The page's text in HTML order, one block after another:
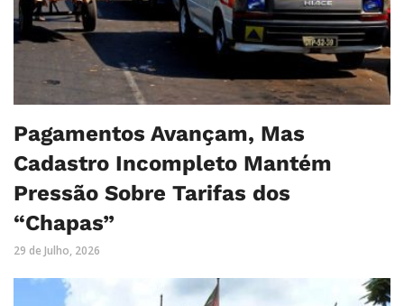
Pagamentos Avançam, Mas
Cadastro Incompleto Mantém
Pressão Sobre Tarifas dos
“Chapas”
29 de Julho, 2026